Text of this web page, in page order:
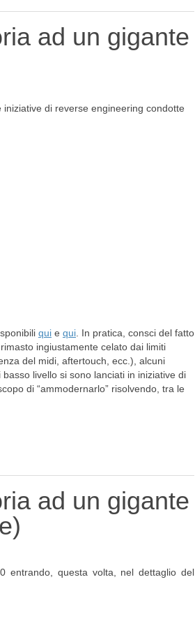
ad un gigante
di reverse engineering condotte
qui e qui . In pratica, consci del fatto
ingiustamente celato dai limiti
del midi, aftertouch, ecc.), alcuni
livello si sono lanciati in iniziative di
di “ammodernarlo” risolvendo, tra le
ad un gigante
entrando, questa volta, nel dettaglio del